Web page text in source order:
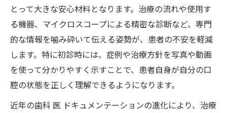
とって大きな安心材料となります。治療の流れや使用す
る機器、マイクロスコープによる精密な診断など、専門
的な情報を噛み砕いて伝える姿勢が、患者の不安を軽減
します。特に初診時には、症例や治療方針を写真や動画
を使って分かりやすく示すことで、患者自身が自分の口
腔の状態を正しく理解できるようになります。
近年の歯科 医 ドキュメンテーションの進化により、治療